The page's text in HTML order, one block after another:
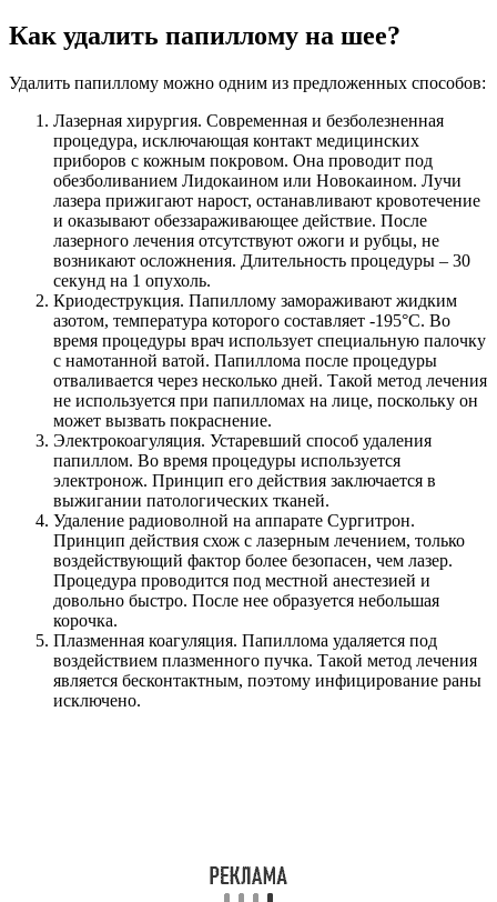
Как удалить папиллому на шее?
Удалить папиллому можно одним из предложенных способов:
Лазерная хирургия. Современная и безболезненная
процедура, исключающая контакт медицинских
приборов с кожным покровом. Она проводит под
обезболиванием Лидокаином или Новокаином. Лучи
лазера прижигают нарост, останавливают кровотечение
и оказывают обеззараживающее действие. После
лазерного лечения отсутствуют ожоги и рубцы, не
возникают осложнения. Длительность процедуры – 30
секунд на 1 опухоль.
Криодеструкция. Папиллому замораживают жидким
азотом, температура которого составляет -195°C. Во
время процедуры врач использует специальную палочку
с намотанной ватой. Папиллома после процедуры
отваливается через несколько дней. Такой метод лечения
не используется при папилломах на лице, поскольку он
может вызвать покраснение.
Электрокоагуляция. Устаревший способ удаления
папиллом. Во время процедуры используется
электронож. Принцип его действия заключается в
выжигании патологических тканей.
Удаление радиоволной на аппарате Сургитрон.
Принцип действия схож с лазерным лечением, только
воздействующий фактор более безопасен, чем лазер.
Процедура проводится под местной анестезией и
довольно быстро. После нее образуется небольшая
корочка.
Плазменная коагуляция. Папиллома удаляется под
воздействием плазменного пучка. Такой метод лечения
является бесконтактным, поэтому инфицирование раны
исключено.